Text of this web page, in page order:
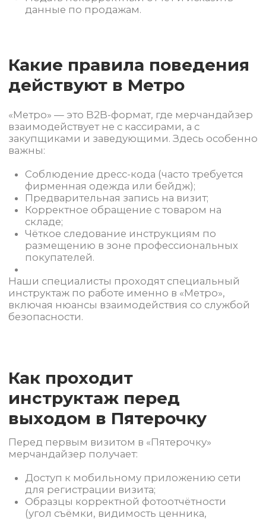
Как снижаем текучку и
ошибки на старте
выходом в Пятерочку
Мы знаем: главная причина ухода новых
мерчандайзеров — ощущение
«брошенности» и стресс от непонимания
Этапы адаптации нового
мерчандайзера (от теории
до первого визита)
Теоретический блок — изучение
регламентов, планограмм, требований к
тандем с опытным наставником.
Разбор ошибок и фидбэк — после первых
Переход к самостоятельной работе — с
еженедельной поддержкой менеджера.
Перед первым визитом в «Пятерочку»
мерчандайзер получает:
Доступ к мобильному приложению сети
для регистрации визита;
Образцы корректной фотоотчётности
(угол съёмки, видимость ценника,
геолокация);
Чек-лист по проверке сроков годности и
Информацию о запретных зонах
(например, нельзя находиться в
подсобных помещениях).
Мы также проводим «сухой прогон» —
симуляцию визита в офисе, чтобы исключить
ошибки на старте.